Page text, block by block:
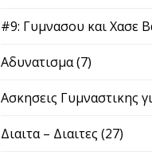
#9: Γυμνασου και Χασε
Αδυνατισμα(7)
Ασκησεις Γυμναστικης
Διαιτα – Διαιτες (27)